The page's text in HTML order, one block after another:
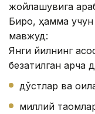
жойлашувига
Бироқ, ҳамма
мавжуд:
Янги йилнинг
безатилган арча
дўстлар ва
миллий